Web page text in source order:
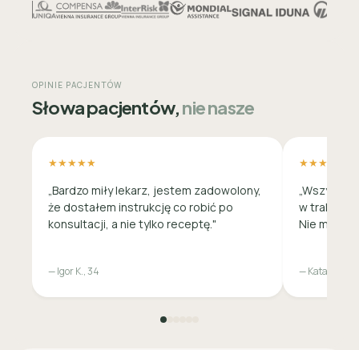
OPINIE PACJENTÓW
Słowa pacjentów,nie nasze
★★★★★
„Bardzo miły lekarz, jestem zadowolony,
że dostałem instrukcję co robić po
konsultacji, a nie tylko receptę."
— Igor K., 34
★★★★★
w trakcie
Nie
— Katarzyna